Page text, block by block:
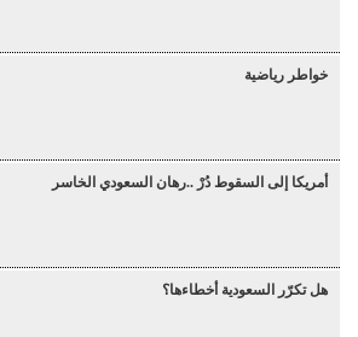
خواطر رياضية
أمريكا إلى السقوط دُرْ ..رهان السعودي الخاسر
هل تكرّر السعودية أخطاءها؟